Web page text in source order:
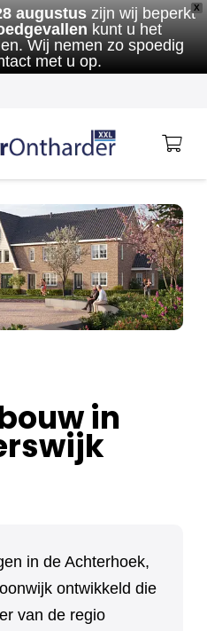
X
augustuszijn wij beperkt
kunt u het
Wij nemen zo spoedig
met u op.
in
in de Achterhoek,
ontwikkeld die
van de regio